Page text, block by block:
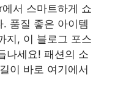
서 스마트하게 쇼
품질 좋은 아이템
지, 이 블로그 포스
나세요! 패션의 소
이 바로 여기에서